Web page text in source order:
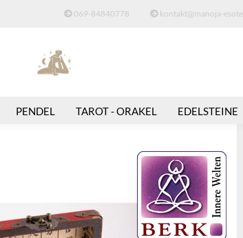
069-84840778 kontakt@manoja-
Konto
Passwort
PENDEL TAROT - ORAKEL EDELSTEINE